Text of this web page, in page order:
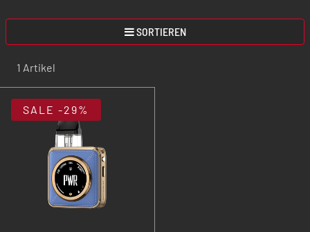
SORTIEREN
1 Artikel
SALE -29%